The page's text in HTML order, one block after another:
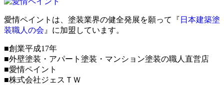
愛情ペイントは、塗装業界の健全発展を願って『 日本建築塗
装職人の会 』に加盟しています。
■創業平成17年
■外壁塗装・アパート塗装・マンション塗装の職人直営店
■愛情ペイント
■株式会社ジェスＴＷ